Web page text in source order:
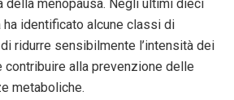
della menopausa. Negli ultimi dieci
ha identificato alcune classi di
ridurre sensibilmente l’intensità dei
alla prevenzione delle
metaboliche.